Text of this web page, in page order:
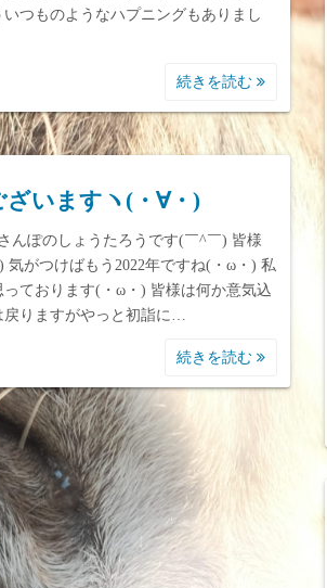
つものようなハプニングもありまし
続きを読む
いますヽ(・∀・)
んぽのしょうたろうです(￣^￣) 皆様
がつけばもう2022年ですね(・ω・) 私
ております(・ω・) 皆様は何か意気込
りますがやっと初詣に…
続きを読む